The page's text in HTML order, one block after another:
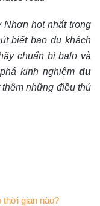
hot nhất trong
biết bao du khách
chuẩn bị balo và
kinh nghiệm du
thêm những điều thú
thời gian nào?